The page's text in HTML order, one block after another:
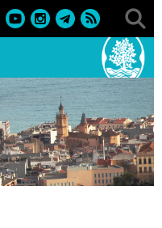
Biblioteca P. Fidel